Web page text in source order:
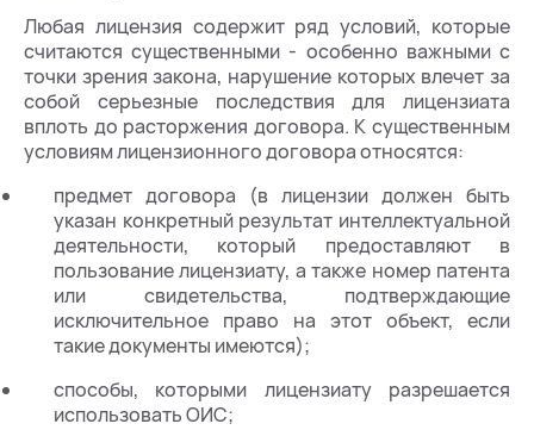
Любая лицензия содержит ряд условий, которые
считаются существенными - особенно важными с
точки зрения закона, нарушение которых влечет за
собой серьезные последствия для лицензиата
вплоть до расторжения договора. К существенным
условиям лицензионного договора относятся:
предмет договора (в лицензии должен быть
указан конкретный результат интеллектуальной
деятельности, который предоставляют в
пользование лицензиату, а также номер патента
или свидетельства, подтверждающие
исключительное право на этот объект, если
такие документы имеются);
способы, которыми лицензиату разрешается
использовать ОИС;